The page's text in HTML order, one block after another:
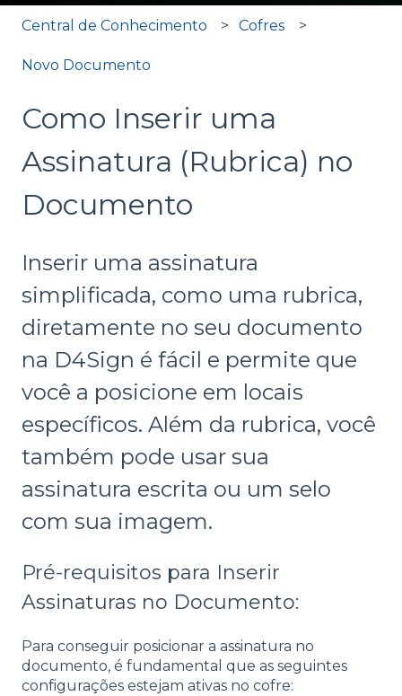
Central de Conhecimento Cofres
Novo Documento
Como Inserir uma
Assinatura (Rubrica) no
Documento
Inserir uma assinatura
simplificada, como uma rubrica,
diretamente no seu documento
na D4Sign é fácil e permite que
você a posicione em locais
específicos. Além da rubrica, você
também pode usar sua
assinatura escrita ou um selo
com sua imagem.
Pré-requisitos para Inserir
Assinaturas no Documento:
Para conseguir posicionar a assinatura no
documento, é fundamental que as seguintes
configurações estejam ativas no cofre: